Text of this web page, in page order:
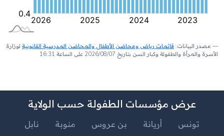
مصدر البيانات: قائمات رياض ومحاضن الأطفال والمحاضن المدرسية القانونية لوزارة
الأسرة والمرأة والطفولة وكبار السن بتاريخ 2026/08/07 على الساعة 16:31
عرض مؤسسات الطفولة حسب الولاية
تونس أريانة بن عروس منوبة
نابل